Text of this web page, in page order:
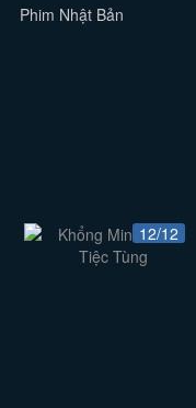
Phim Nhật Bản
12/12